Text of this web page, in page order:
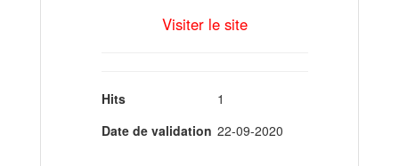
Visiter le site
Hits
1
Date de validation 22-09-2020